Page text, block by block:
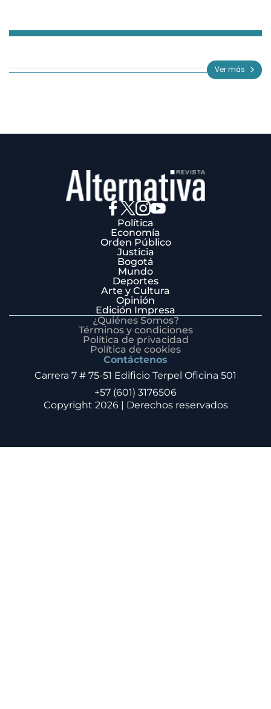
3
Ver más
Política
Economía
Orden Público
Justicia
Bogotá
Mundo
Deportes
Arte y Cultura
Opinión
Edición Impresa
¿Quiénes Somos?
Términos y condiciones
Política de privacidad
Política de cookies
Contáctenos
Carrera 7 # 75-51 Edificio Terpel Oficina 501
+57 (601) 3176506
Copyright 2026 | Derechos reservados